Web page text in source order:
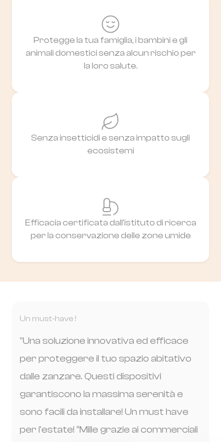
Protegge la tua famiglia, i bambini e gli
animali domestici senza alcun rischio per
la loro salute.
Senza insetticidi e senza impatto sugli
ecosistemi
Efficacia certificata dall'istituto di ricerca
per la conservazione delle zone umide
Un must-have !
"Una soluzione innovativa ed efficace
per proteggere il tuo spazio abitativo
dalle zanzare. Questi dispositivi
garantiscono la massima serenità e
sono facili da installare! Un must have
per l'estate! “Mille grazie ai commerciali